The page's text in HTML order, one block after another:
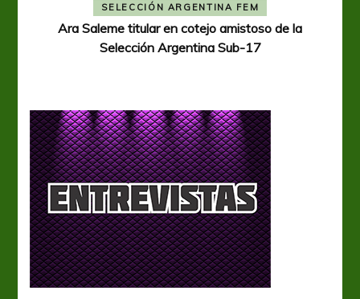
SELECCIÓN ARGENTINA FEM
Ara Saleme titular en cotejo amistoso de la
Selección Argentina Sub-17